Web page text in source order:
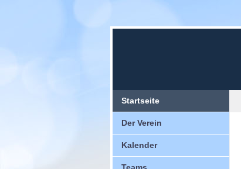
Startseite
Der Verein
Kalender